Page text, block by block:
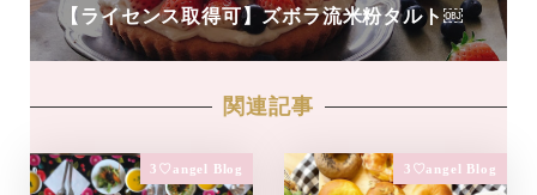
【ライセンス取得可】ズボラ流米粉タルト￼
関連記事
3♡angel Blog 3♡angel Blog